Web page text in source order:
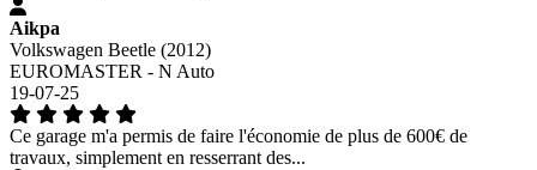
Aikpa
Volkswagen Beetle (2012)
EUROMASTER - N Auto
19-07-25
Ce garage m'a permis de faire l'économie de plus de 600€ de
travaux, simplement en resserrant des...